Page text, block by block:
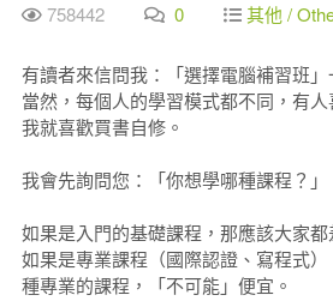
758442 0 其他 /
有讀者來信問我：「選擇電腦補習班」
當然，每個人的學習模式都不同，有
我就喜歡買書自修。
我會先詢問您：「你想學哪種課程？」
如果是入門的基礎課程，那應該大家都
如果是專業課程（國際認證、寫程式
種專業的課程，「不可能」便宜。